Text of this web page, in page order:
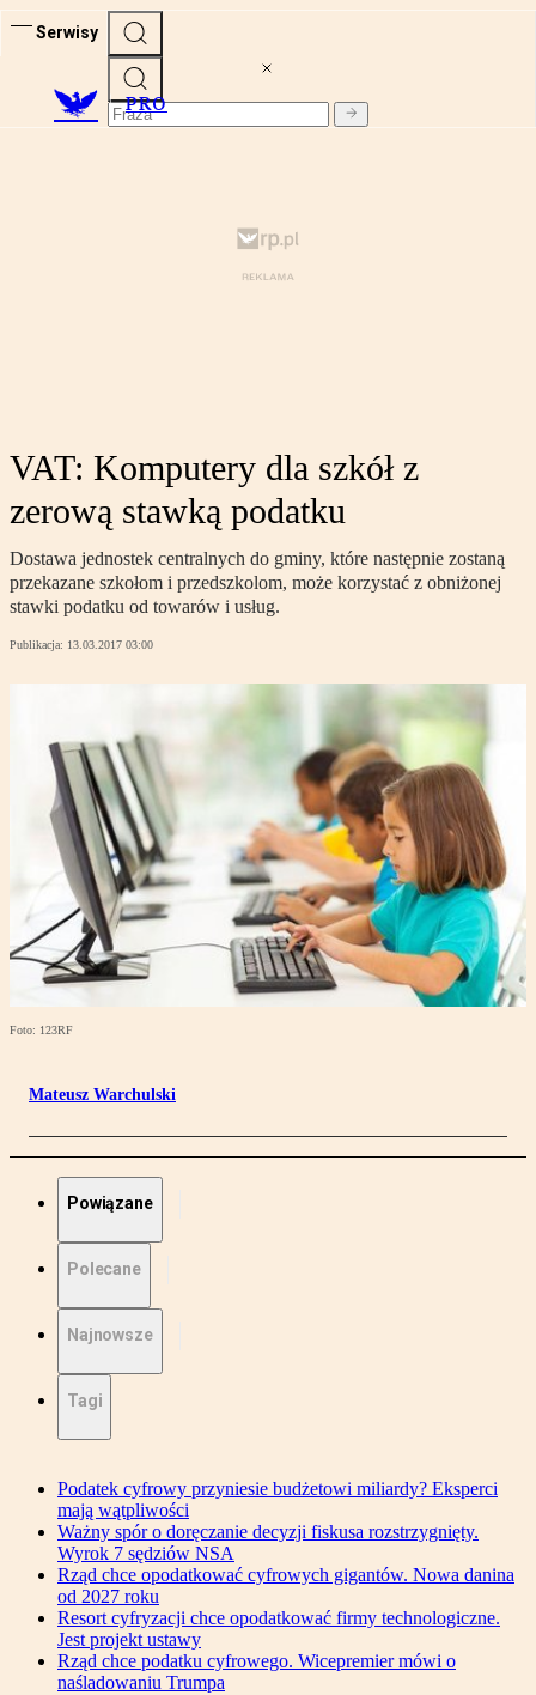
Serwisy
PRO
VAT: Komputery dla szkół z
zerową stawką podatku
Dostawa jednostek centralnych do gminy, które następnie zostaną
przekazane szkołom i przedszkolom, może korzystać z obniżonej
stawki podatku od towarów i usług.
Publikacja: 13.03.2017 03:00
Foto: 123RF
Mateusz Warchulski
Powiązane
Polecane
Najnowsze
Tagi
Podatek cyfrowy przyniesie budżetowi miliardy? Eksperci
mają wątpliwości
Ważny spór o doręczanie decyzji fiskusa rozstrzygnięty.
Wyrok 7 sędziów NSA
Rząd chce opodatkować cyfrowych gigantów. Nowa danina
od 2027 roku
Resort cyfryzacji chce opodatkować firmy technologiczne.
Jest projekt ustawy
Rząd chce podatku cyfrowego. Wicepremier mówi o
naśladowaniu Trumpa